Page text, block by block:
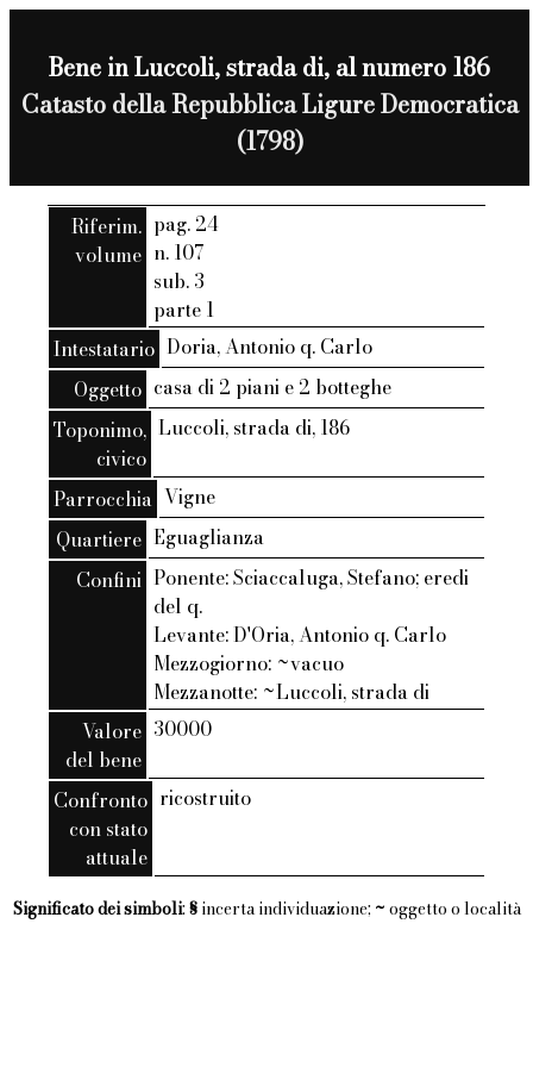
Bene in Luccoli, strada di, al numero 186
Catasto della Repubblica Ligure Democratica
(1798)
Riferim.
volume
pag. 24
n. 107
sub. 3
parte 1
Intestatario Doria, Antonio q. Carlo
Oggetto casa di 2 piani e 2 botteghe
Toponimo,
civico
Luccoli, strada di, 186
Parrocchia Vigne
Quartiere Eguaglianza
Confini Ponente: Sciaccaluga, Stefano; eredi
del q.
Levante: D'Oria, Antonio q. Carlo
Mezzogiorno: ~vacuo
Mezzanotte: ~Luccoli, strada di
Valore
del bene
30000
Confronto
con stato
attuale
ricostruito
Significato dei simboli: §incerta individuazione; ~ oggetto o località